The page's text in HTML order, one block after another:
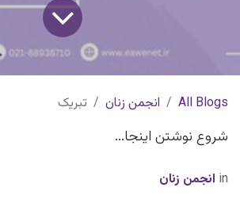
All Blogs انجمن زنان تبریک
شروع نوشتن اینجا...
in انجمن زنان